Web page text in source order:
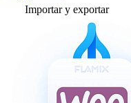
Importar y exportar